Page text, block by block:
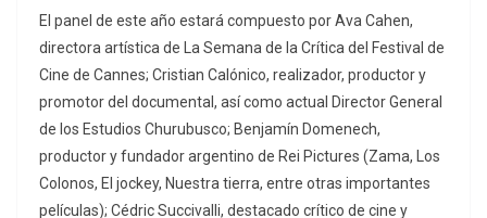
El panel de este año estará compuesto por Ava Cahen,
directora artística de La Semana de la Crítica del Festival de
Cine de Cannes; Cristian Calónico, realizador, productor y
promotor del documental, así como actual Director General
de los Estudios Churubusco; Benjamín Domenech,
productor y fundador argentino de Rei Pictures (Zama, Los
Colonos, El jockey, Nuestra tierra, entre otras importantes
películas); Cédric Succivalli, destacado crítico de cine y